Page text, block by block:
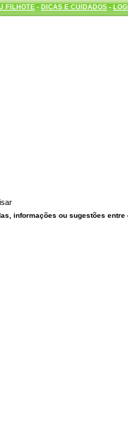
FILHOTE- DICAS E CUIDADOS-
informações ou sugestões